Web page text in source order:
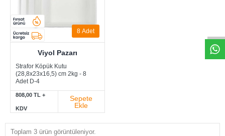
8 Adet
Viyol Pazarı
Strafor Köpük Kutu
(28,8x23x16,5) cm 2kg - 8
Adet D-4
808,00 TL +
KDV
Sepete
Ekle
Toplam 3 ürün görüntüleniyor.